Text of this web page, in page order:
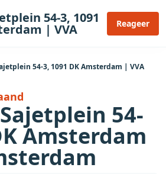
54-3, 1091
| VVA Reageer
54-3, 1091 DK Amsterdam | VVA
54-
Amsterdam